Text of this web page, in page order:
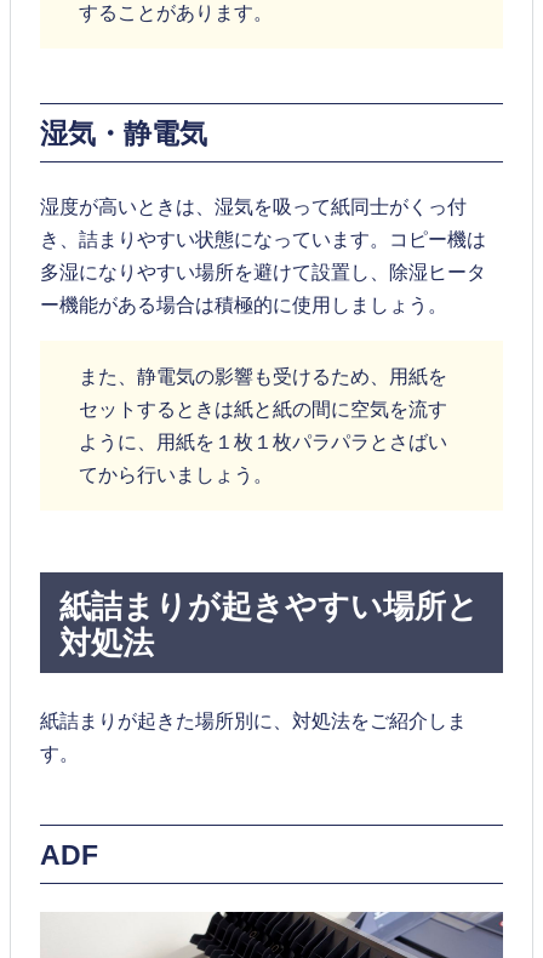
することがあります。
湿気・静電気
湿度が高いときは、湿気を吸って紙同士がくっ付
き、詰まりやすい状態になっています。コピー機は
多湿になりやすい場所を避けて設置し、除湿ヒータ
ー機能がある場合は積極的に使用しましょう。
また、静電気の影響も受けるため、用紙を
セットするときは紙と紙の間に空気を流す
ように、用紙を１枚１枚パラパラとさばい
てから行いましょう。
紙詰まりが起きやすい場所と
対処法
紙詰まりが起きた場所別に、対処法をご紹介しま
す。
ADF